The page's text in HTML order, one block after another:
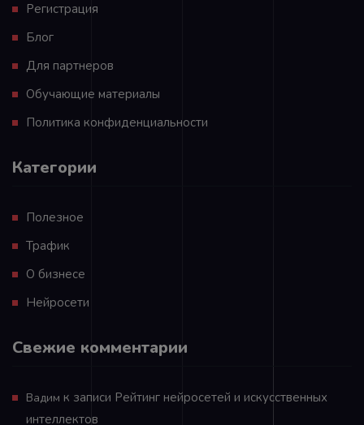
Регистрация
Блог
Для партнеров
Обучающие материалы
Политика конфиденциальности
Категории
Полезное
Трафик
О бизнесе
Нейросети
Свежие комментарии
Вадим к записи Рейтинг нейросетей и искусственных
интеллектов